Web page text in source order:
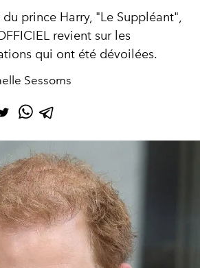
prince Harry, "Le Suppléant",
revient sur les
qui ont été dévoilées.
Sessoms